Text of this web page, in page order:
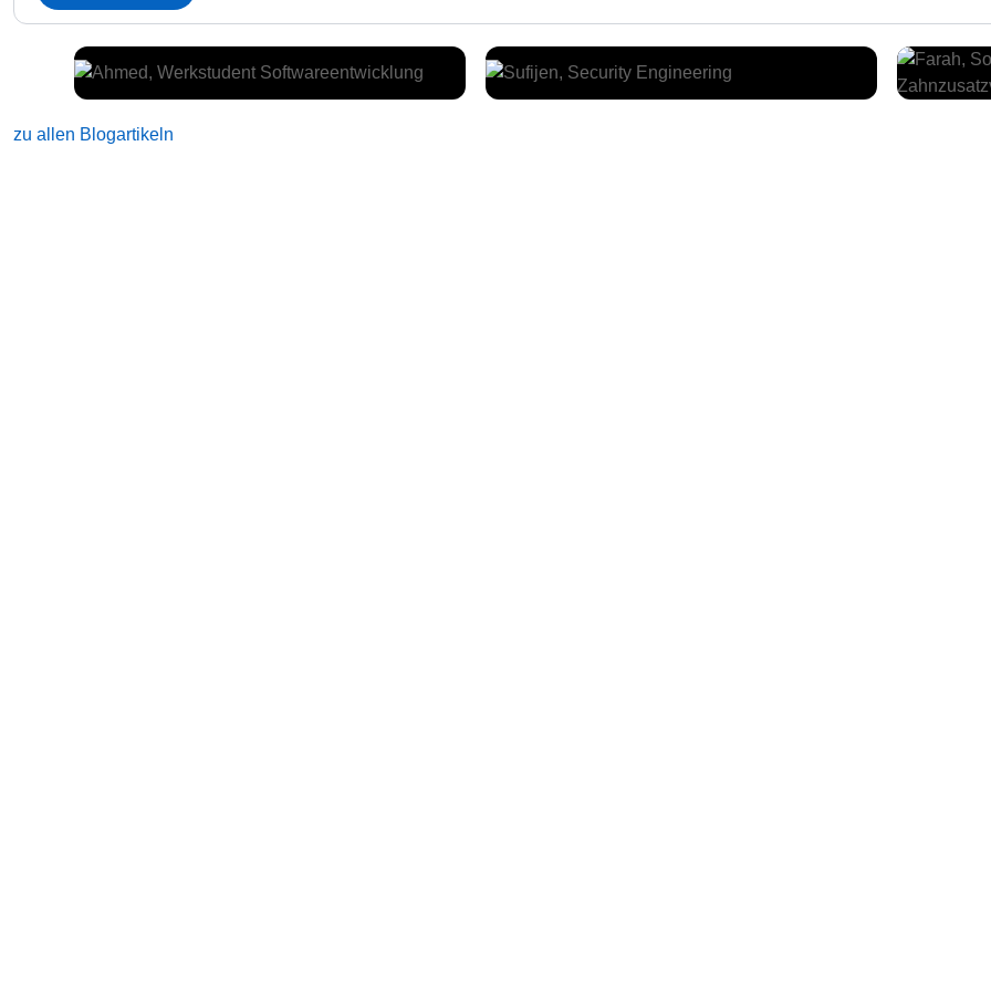
zu allen Blogartikeln